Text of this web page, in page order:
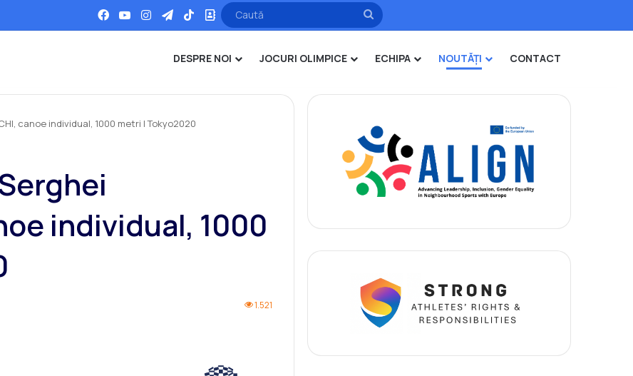
FacebookYouTubeInstagramTelegram
TikTokOffice Caută
DESPRE NOI JOCURI OLIMPICE ECHIPA NOUTĂȚI CONTACT
canoe individual, 1000 metri | Tokyo2020
individual, 1000
1.521